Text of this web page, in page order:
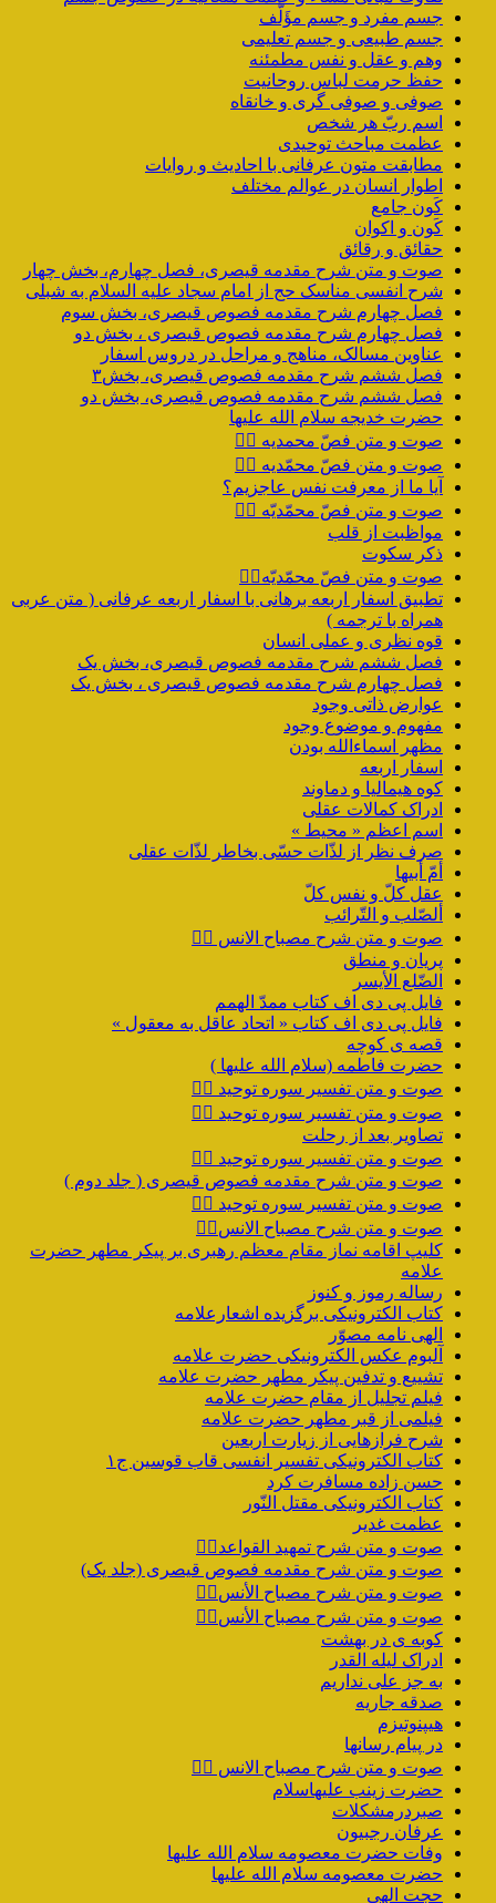
جسم مفرد و جسم مؤَلَّف
جسم طبیعی و جسم تعلیمی
وهم و عقل و نفس مطمئنه
حفظ حرمت لباس روحانیت
صوفی و صوفی گری و خانقاه
اسم ربّ هر شخص
عظمت مباحث توحیدی
مطابقت متون عرفانی با احادیث و روایات
اطوار انسان در عوالم مختلف
کَون جامع
کَون و اکوان
حقائق و رقائق
صوت و متن شرح مقدمه قیصری، فصل چهارم، بخش چهار
شرح انفسی مناسک حج از امام سجاد علیه السلام به شبلی
فصل چهارم شرح مقدمه فصوص قیصری، بخش سوم
فصل چهارم شرح مقدمه فصوص قیصری ، بخش دو
عناوین مسالک، مناهج و مراحل در دروس اسفار
فصل ششم شرح مقدمه فصوص قیصری، بخش۳
فصل ششم شرح مقدمه فصوص قیصری، بخش دو
حضرت خدیجه سلام الله علیها
صوت و متن فصّ محمدیه ۴️⃣
صوت و متن فصّ محمّدیه ۳️⃣
آیا ما از معرفت نفس عاجزیم؟
صوت و متن فصّ محمّدیّه ۲️⃣
مواظبت از قلب
ذکر سکوت
صوت و متن فصّ محمّدیّه۱️⃣
تطبیق اسفار اربعه برهانی با اسفار اربعه عرفانی ( متن عربی
همراه با ترجمه )
قوه نظری و عملی انسان
فصل ششم شرح مقدمه فصوص قیصری، بخش یک
فصل چهارم شرح مقدمه فصوص قیصری ، بخش یک
عوارض ذاتی وجود
مفهوم و موضوع وجود
مظهر اسماءالله بودن
اسفار اربعه
کوه هیمالیا و دماوند
ادراک کمالات عقلی
اسم اعظم « محیط »
صرف نظر از لذّات حسّی بخاطر لذّات عقلی
أمّ أبیها
عقل کلّ و نفس کلّ
ألصّلب و التّرائب
صوت و متن شرح مصباح الانس ۹️⃣
پریان و منطق
الضّلع الأیسر
فایل پی دی اف کتاب ممدّ الهمم
فایل پی دی اف کتاب « اتحاد عاقل به معقول »
قصه ی کوچه
حضرت فاطمه (سلام الله علیها )
صوت و متن تفسیر سوره توحید ۴️⃣
صوت و متن تفسیر سوره توحید ۳️⃣
تصاویر بعد از رحلت
صوت و متن تفسیر سوره توحید ۲️⃣
صوت و متن شرح مقدمه فصوص قیصری ( جلد دوم )
صوت و متن تفسیر سوره توحید ۱️⃣
صوت و متن شرح مصباح الانس۸⃣
کلیپ اقامه نماز مقام معظم رهبری بر پیکر مطهر حضرت
علامه
رساله رموز و کنوز
کتاب الکترونیکی برگزیده اشعارعلامه
الهی نامه مصوّر
آلبوم عکس الکترونیکی حضرت علامه
تشییع و تدفین پیکر مطهر حضرت علامه
فیلم تجلیل از مقام حضرت علامه
فیلمی از قبر مطهر حضرت علامه
شرح فرازهایی از زیارت اربعین
کتاب الکترونیکی تفسیر انفسی قاب قوسین ج۱
حسن زاده مسافرت کرد
کتاب الکترونیکی مقتل النّور
عظمت غدیر
صوت و متن شرح تمهید القواعد۱️⃣
صوت و متن شرح مقدمه فصوص قیصری (جلد یک)
صوت و متن شرح مصباح الأنس۷️⃣
صوت و متن شرح مصباح الأنس۶️⃣
کوبه ی در بهشت
ادراک لیله القدر
به جز علی نداریم
صدقه جاریه
هیپنوتیزم
در پیام رسانها
صوت و متن شرح مصباح الانس ۵️⃣
حضرت زینب علیهاسلام
صبردرمشکلات
عرفان رجبیون
وفات حضرت معصومه سلام الله علیها
حضرت معصومه سلام الله علیها
حجت الهی